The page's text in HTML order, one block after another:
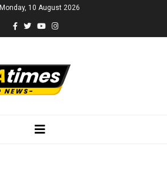
Monday, 10 August 2026